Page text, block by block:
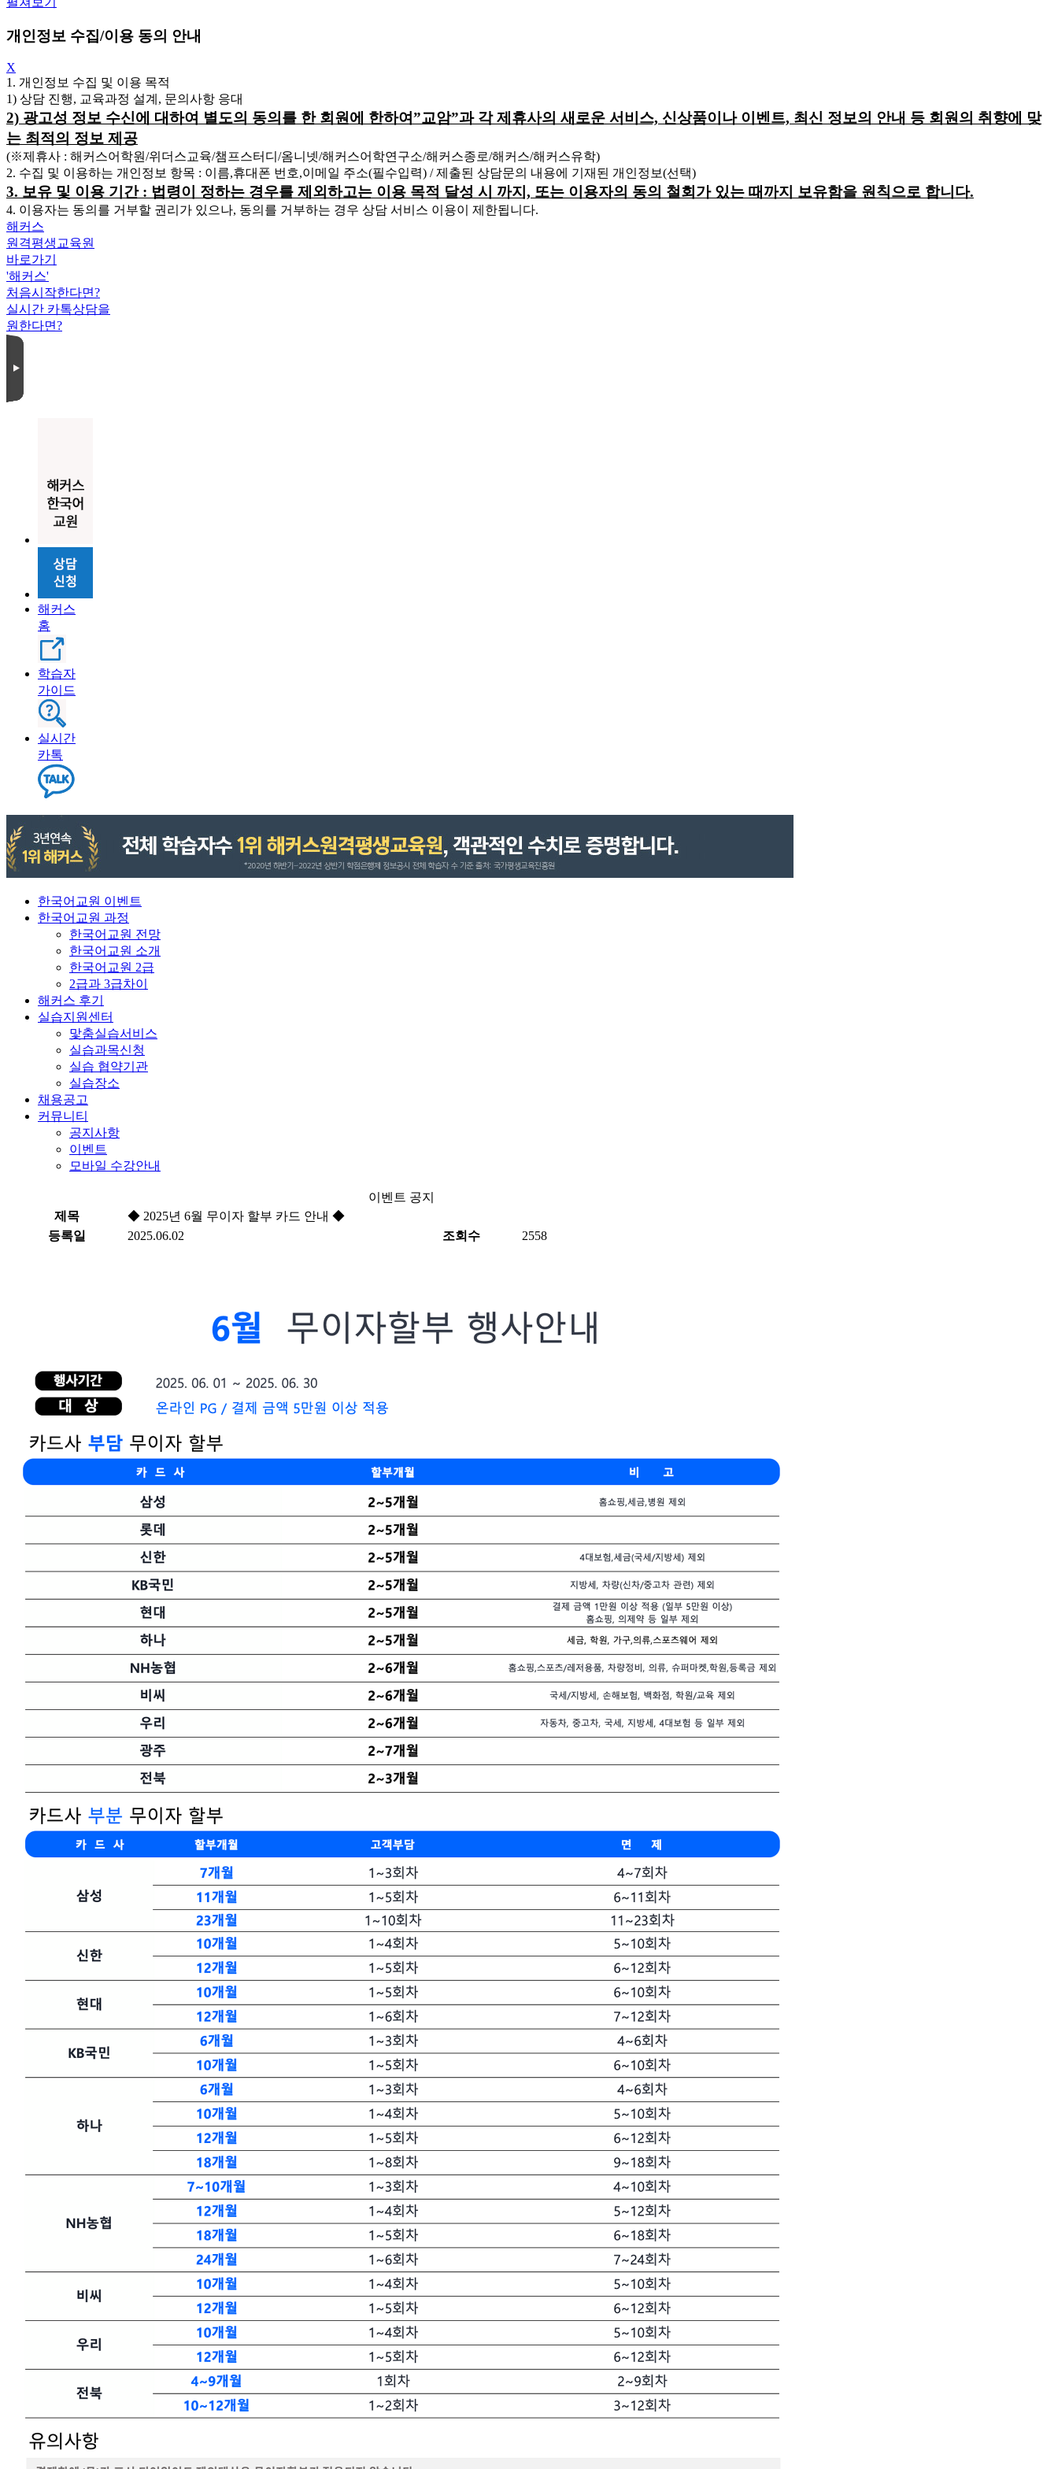
개인정보 수집/이용 동의 안내
X
1. 개인정보 수집 및 이용 목적
1) 상담 진행, 교육과정 설계, 문의사항 응대
2) 광고성 정보 수신에 대하여 별도의 동의를 한 회원에 한하여”교암”과 각 제휴사의 새로운 서비스, 신상품이나 이벤트, 최신 정보의 안내 등 회원의 취향에 맞
는 최적의 정보 제공
(※제휴사 : 해커스어학원/위더스교육/챔프스터디/옴니넷/해커스어학연구소/해커스종로/해커스/해커스유학)
2. 수집 및 이용하는 개인정보 항목 : 이름,휴대폰 번호,이메일 주소(필수입력) / 제출된 상담문의 내용에 기재된 개인정보(선택)
3. 보유 및 이용 기간 : 법령이 정하는 경우를 제외하고는 이용 목적 달성 시 까지, 또는 이용자의 동의 철회가 있는 때까지 보유함을 원칙으로 합니다.
4. 이용자는 동의를 거부할 권리가 있으나, 동의를 거부하는 경우 상담 서비스 이용이 제한됩니다.
해커스
원격평생교육원
바로가기
'해커스'
처음시작한다면?
실시간 카톡상담을
원한다면?
해커스
홈
학습자
가이드
실시간
카톡
한국어교원 이벤트
한국어교원 과정
한국어교원 전망
한국어교원 소개
한국어교원 2급
2급과 3급차이
해커스 후기
실습지원센터
맟춤실습서비스
실습과목신청
실습 협약기관
실습장소
채용공고
커뮤니티
공지사항
이벤트
모바일 수강안내
이벤트 공지
제목
◆ 2025년 6월 무이자 할부 카드 안내 ◆
등록일
2025.06.02 조회수 2558